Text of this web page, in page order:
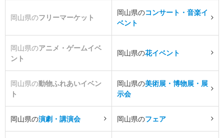
岡山県のフリーマーケット
岡山県のコンサート・音楽イ
ベント
岡山県のアニメ・ゲームイベ
ント
岡山県の花イベント
岡山県の動物ふれあいイベン
ト
岡山県の美術展・博物展・展
示会
岡山県の演劇・講演会 岡山県のフェア